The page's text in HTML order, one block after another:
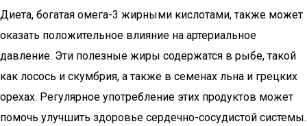
Диета, богатая омега-3 жирными кислотами, также может
оказать положительное влияние на артериальное
давление. Эти полезные жиры содержатся в рыбе, такой
как лосось и скумбрия, а также в семенах льна и грецких
орехах. Регулярное употребление этих продуктов может
помочь улучшить здоровье сердечно-сосудистой системы.